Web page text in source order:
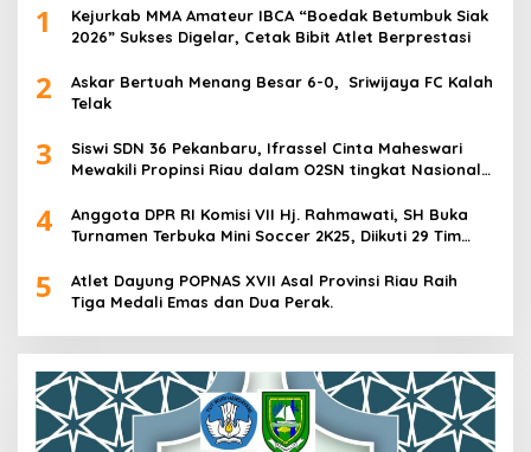
1
Kejurkab MMA Amateur IBCA “Boedak Betumbuk Siak
2026” Sukses Digelar, Cetak Bibit Atlet Berprestasi
2
Askar Bertuah Menang Besar 6-0, Sriwijaya FC Kalah
Telak
3
Siswi SDN 36 Pekanbaru, Ifrassel Cinta Maheswari
Mewakili Propinsi Riau dalam O2SN tingkat Nasional
4
Anggota DPR RI Komisi VII Hj. Rahmawati, SH Buka
Turnamen Terbuka Mini Soccer 2K25, Diikuti 29 Tim
5
Atlet Dayung POPNAS XVII Asal Provinsi Riau Raih
Tiga Medali Emas dan Dua Perak.